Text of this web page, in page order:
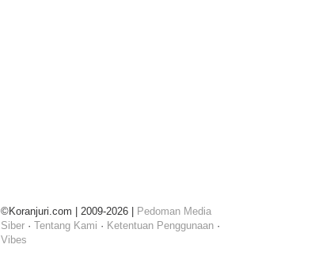
©Koranjuri.com | 2009-2026 | Pedoman Media
Siber ·Tentang Kami · Ketentuan Penggunaan ·
Vibes